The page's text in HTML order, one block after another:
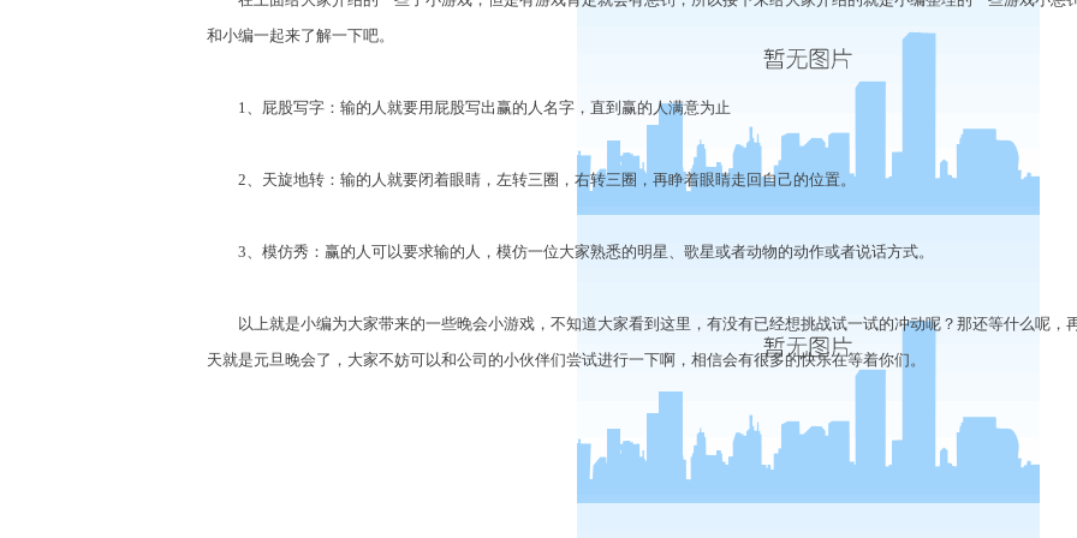
和小编一起来了解一下吧。
1、屁股写字：输的人就要用屁股写出赢的人名字，直到赢的人满意为止
2、天旋地转：输的人就要闭着眼睛，左转三圈，右转三圈，再睁着眼睛走回自己的位置。
3、模仿秀：赢的人可以要求输的人，模仿一位大家熟悉的明星、歌星或者动物的动作或者说话方式。
以上就是小编为大家带来的一些晚会小游戏，不知道大家看到这里，有没有已经想挑战试一试的冲动呢？那还等什么呢，
天就是元旦晚会了，大家不妨可以和公司的小伙伴们尝试进行一下啊，相信会有很多的快乐在等着你们。